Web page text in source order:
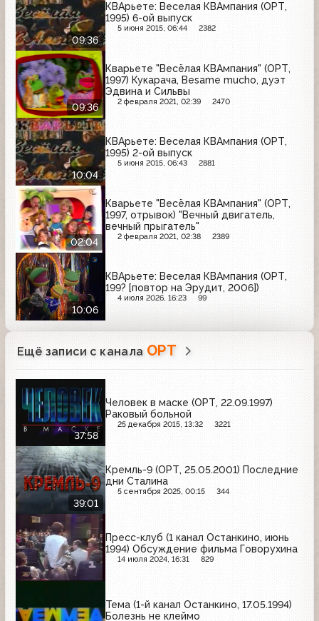
09:36
КВАрьете: Веселая КВАмпания (ОРТ,
1995) 6-ой выпуск
5 июня 2015, 06:44 2382
09:36
Кварьете "Весёлая КВАмпания" (ОРТ,
1997) Кукарача, Besame mucho, дуэт
Эдвина и Сильвы
2 февраля 2021, 02:39 2470
10:04
КВАрьете: Веселая КВАмпания (ОРТ,
1995) 2-ой выпуск
5 июня 2015, 06:43 2881
02:04
Кварьете "Весёлая КВАмпания" (ОРТ,
1997, отрывок) "Вечный двигатель,
вечный прыгатель"
2 февраля 2021, 02:38 2389
10:06
КВАрьете: Веселая КВАмпания (ОРТ,
199? [повтор на Эрудит, 2006])
4 июля 2026, 16:23 99
Ещё записи с канала ОРТ
37:58
Человек в маске (ОРТ, 22.09.1997)
Раковый больной
25 декабря 2015, 13:32 3221
39:01
Кремль-9 (ОРТ, 25.05.2001) Последние
дни Сталина
5 сентября 2025, 00:15 344
Пресс-клуб (1 канал Останкино, июнь
1994) Обсуждение фильма Говорухина
14 июля 2024, 16:31 829
Тема (1-й канал Останкино, 17.05.1994)
Болезнь не клеймо